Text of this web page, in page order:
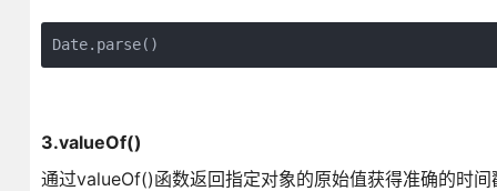
Date.parse()
3.valueOf()
通过valueOf()函数返回指定对象的原始值获得准确的时间